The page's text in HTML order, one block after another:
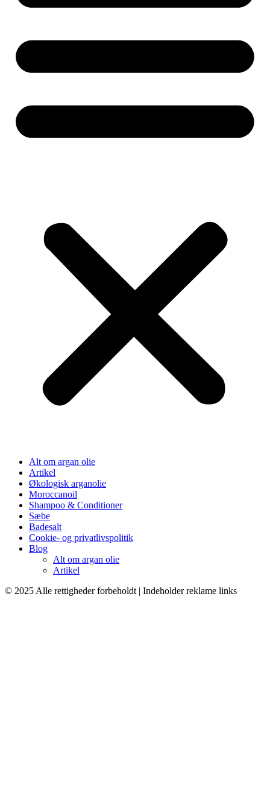
Alt om argan olie
Artikel
Økologisk arganolie
Moroccanoil
Shampoo & Conditioner
Sæbe
Badesalt
Cookie- og privatlivspolitik
Blog
Alt om argan olie
Artikel
© 2025 Alle rettigheder forbeholdt | Indeholder reklame links